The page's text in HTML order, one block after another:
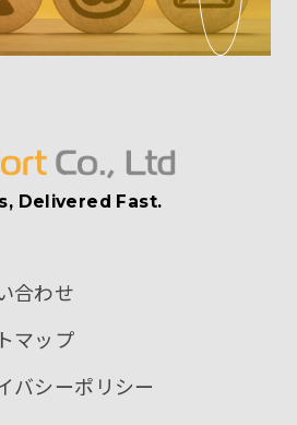
Delivered Fast.
合わせ
マップ
バシーポリシー